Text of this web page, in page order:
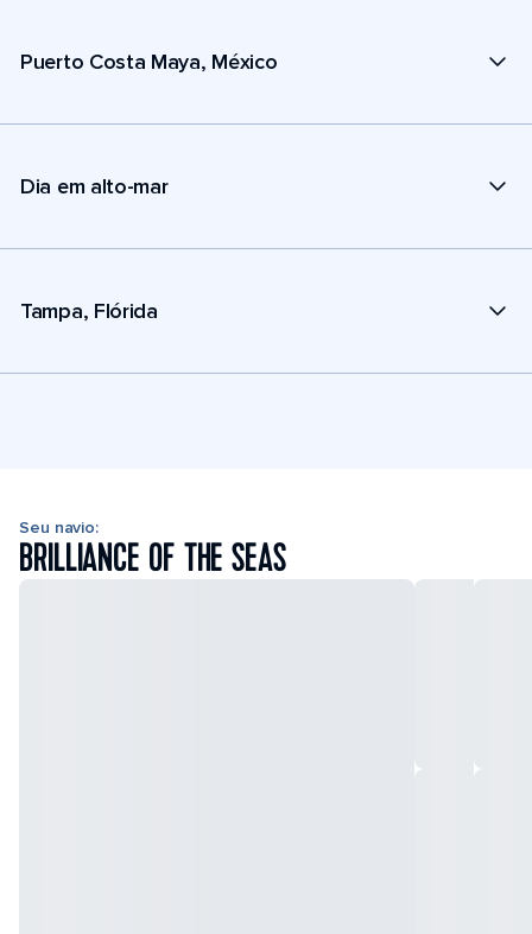
Puerto Costa Maya, México
Dia em alto-mar
Tampa, Flórida
Seu navio:
BRILLIANCE OF THE SEAS